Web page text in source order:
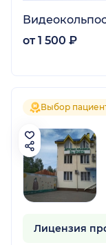
от 1 500 ₽
Выбор
Лицензия